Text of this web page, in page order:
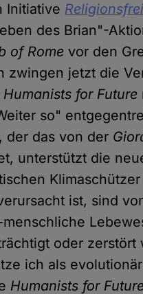
Initiative
des Brian"-
of Rome vor den
zwingen jetzt die
Humanists for Future
so"
der das von der
unterstützt die
ist, sind
oder zerstört
ich als
Humanists for Future